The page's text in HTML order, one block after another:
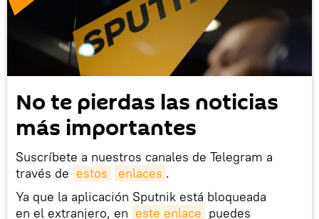
No te pierdas las noticias
más importantes
Suscríbete a nuestros canales de Telegram a
través de estos enlaces .
Ya que la aplicación Sputnik está bloqueada
en el extranjero, en este enlace puedes